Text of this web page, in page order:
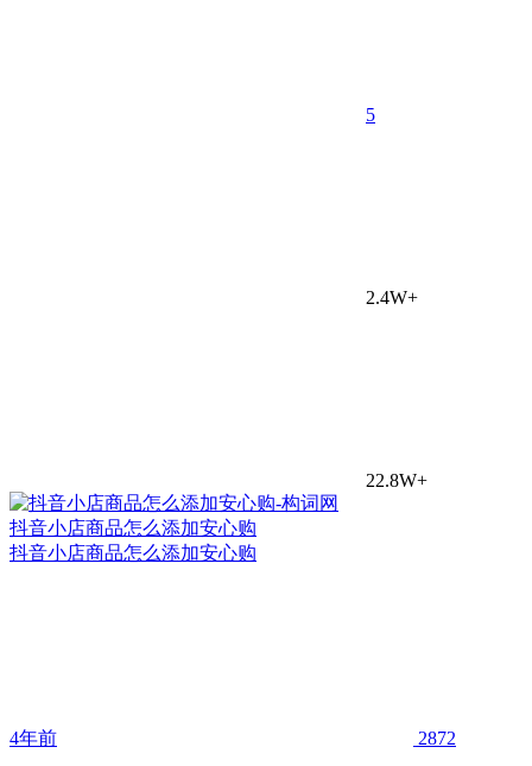
5
2.4W+
22.8W+
抖音小店商品怎么添加安心购
抖音小店商品怎么添加安心购
4年前 2872